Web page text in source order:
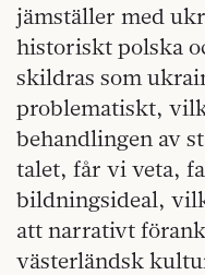
jämställer med
historiskt polska
skildras som
problematiskt,
behandlingen av
talet, får vi veta,
bildningsideal,
att narrativt
västerländsk